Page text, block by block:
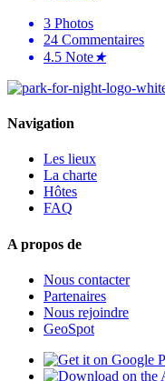
3 Photos
24 Commentaires
4.5 Note★
Navigation
Les lieux
La charte
Hôtes
FAQ
A propos de
Nous contacter
Partenaires
Nous rejoindre
GeoSpot